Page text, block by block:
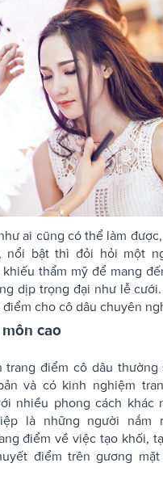
ai cũng có thể làm
nổi bật thì đỏi hỏi một
thẩm mỹ để mang
dịp trọng đại như lễ
cho cô dâu chuyên
cao
trang điểm cô dâu thường
và có kinh nghiệm
nhiều phong cách khác
là những người nắm
điểm về việc tạo khối,
điểm trên gương